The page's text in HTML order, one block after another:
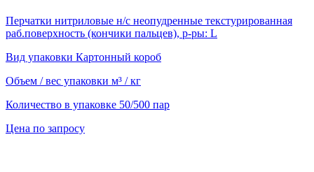
Перчатки нитриловые н/с неопудренные текстурированная
раб.поверхность (кончики пальцев), р-ры: L
Вид упаковки Картонный короб
Объем / вес упаковки м³ / кг
Количество в упаковке 50/500 пар
Цена по запросу